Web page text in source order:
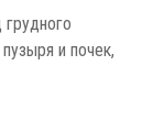
грудного
и почек,